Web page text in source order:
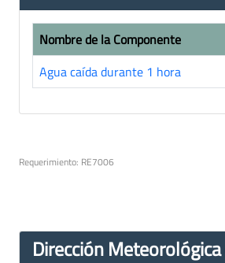
Nombre de la Componente
Agua caída durante 1 hora
Requerimiento: RE7006
Dirección